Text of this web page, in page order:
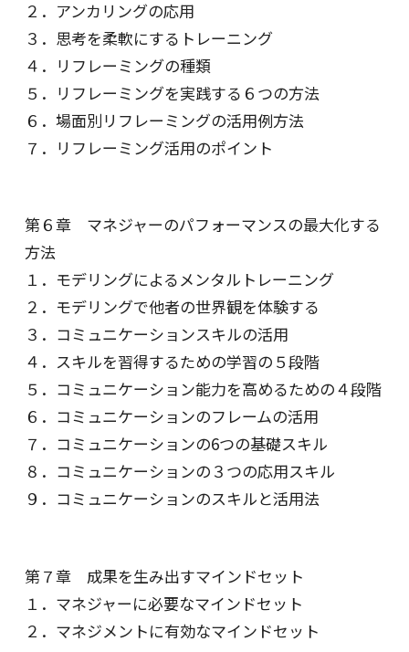
２．アンカリングの応用
３．思考を柔軟にするトレーニング
４．リフレーミングの種類
５．リフレーミングを実践する６つの方法
６．場面別リフレーミングの活用例方法
７．リフレーミング活用のポイント
第６章 マネジャーのパフォーマンスの最大化する
方法
１．モデリングによるメンタルトレーニング
２．モデリングで他者の世界観を体験する
３．コミュニケーションスキルの活用
４．スキルを習得するための学習の５段階
５．コミュニケーション能力を高めるための４段階
６．コミュニケーションのフレームの活用
７．コミュニケーションの6つの基礎スキル
８．コミュニケーションの３つの応用スキル
９．コミュニケーションのスキルと活用法
第７章 成果を生み出すマインドセット
１．マネジャーに必要なマインドセット
２．マネジメントに有効なマインドセット